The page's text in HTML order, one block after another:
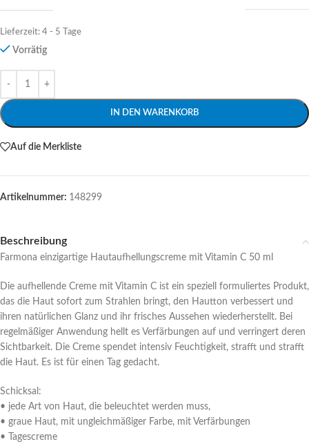
Lieferzeit: 4 - 5 Tage
Vorrätig
IN DEN WARENKORB
Alternative:
Auf die Merkliste
Artikelnummer: 148299
Beschreibung
Farmona einzigartige Hautaufhellungscreme mit Vitamin C 50 ml
Die aufhellende Creme mit Vitamin C ist ein speziell formuliertes Produkt,
das die Haut sofort zum Strahlen bringt, den Hautton verbessert und
ihren natürlichen Glanz und ihr frisches Aussehen wiederherstellt. Bei
regelmäßiger Anwendung hellt es Verfärbungen auf und verringert deren
Sichtbarkeit. Die Creme spendet intensiv Feuchtigkeit, strafft und strafft
die Haut. Es ist für einen Tag gedacht.
Schicksal:
• jede Art von Haut, die beleuchtet werden muss,
• graue Haut, mit ungleichmäßiger Farbe, mit Verfärbungen
• Tagescreme